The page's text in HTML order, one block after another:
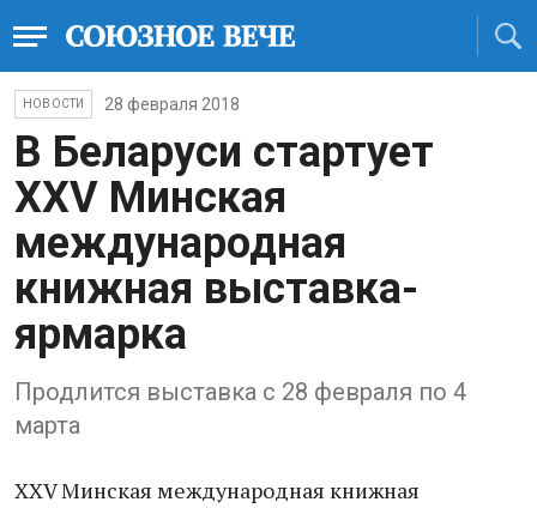
НОВОСТИ 28 февраля 2018
В Беларуси стартует
XXV Минская
международная
книжная выставка-
ярмарка
Продлится выставка с 28 февраля по 4
марта
XXV Минская международная книжная